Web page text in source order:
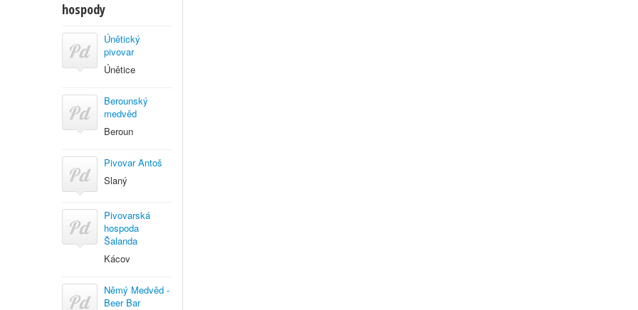
hospody
Únětický
pivovar
Únětice
Berounský
medvěd
Beroun
Pivovar Antoš
Slaný
Pivovarská
hospoda
Šalanda
Kácov
Němý Medvěd -
Beer Bar